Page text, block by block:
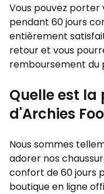
Vous pouvez porter
pendant 60 jours
entièrement
retour et vous
remboursement du
Quelle est
d'Archies
Nous sommes
adorer nos
confort de 60 jours
boutique en ligne